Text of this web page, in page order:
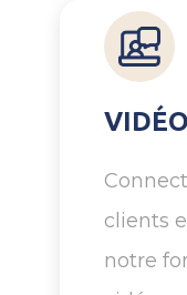
clients
notre